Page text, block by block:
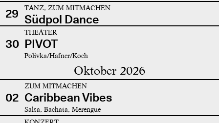
29 TANZ, ZUM MITMACHEN
Südpol Dance
30
THEATER
PIVOT
Polivka/Hafner/Koch
Oktober 2026
02
ZUM MITMACHEN
Caribbean Vibes
Salsa, Bachata, Merengue